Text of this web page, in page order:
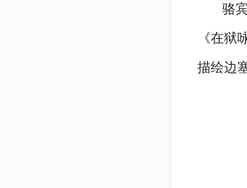
骆
《在狱
描绘边